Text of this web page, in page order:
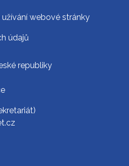
webové stránky
údajů
republiky